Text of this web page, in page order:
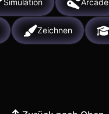
Simulation Arcade
Zeichnen